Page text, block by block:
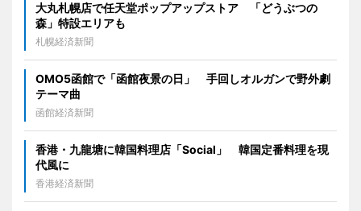
大丸札幌店で任天堂ポップアップストア 「どうぶつの
森」特設エリアも
札幌経済新聞
OMO5函館で「函館夜景の日」 手回しオルガンで野外劇
テーマ曲
函館経済新聞
香港・九龍塘に韓国料理店「Social」 韓国定番料理を現
代風に
香港経済新聞